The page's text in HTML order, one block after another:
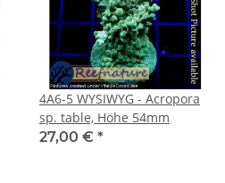
4A6-5 WYSIWYG - Acropora
sp. table, Höhe 54mm
27,00 € *